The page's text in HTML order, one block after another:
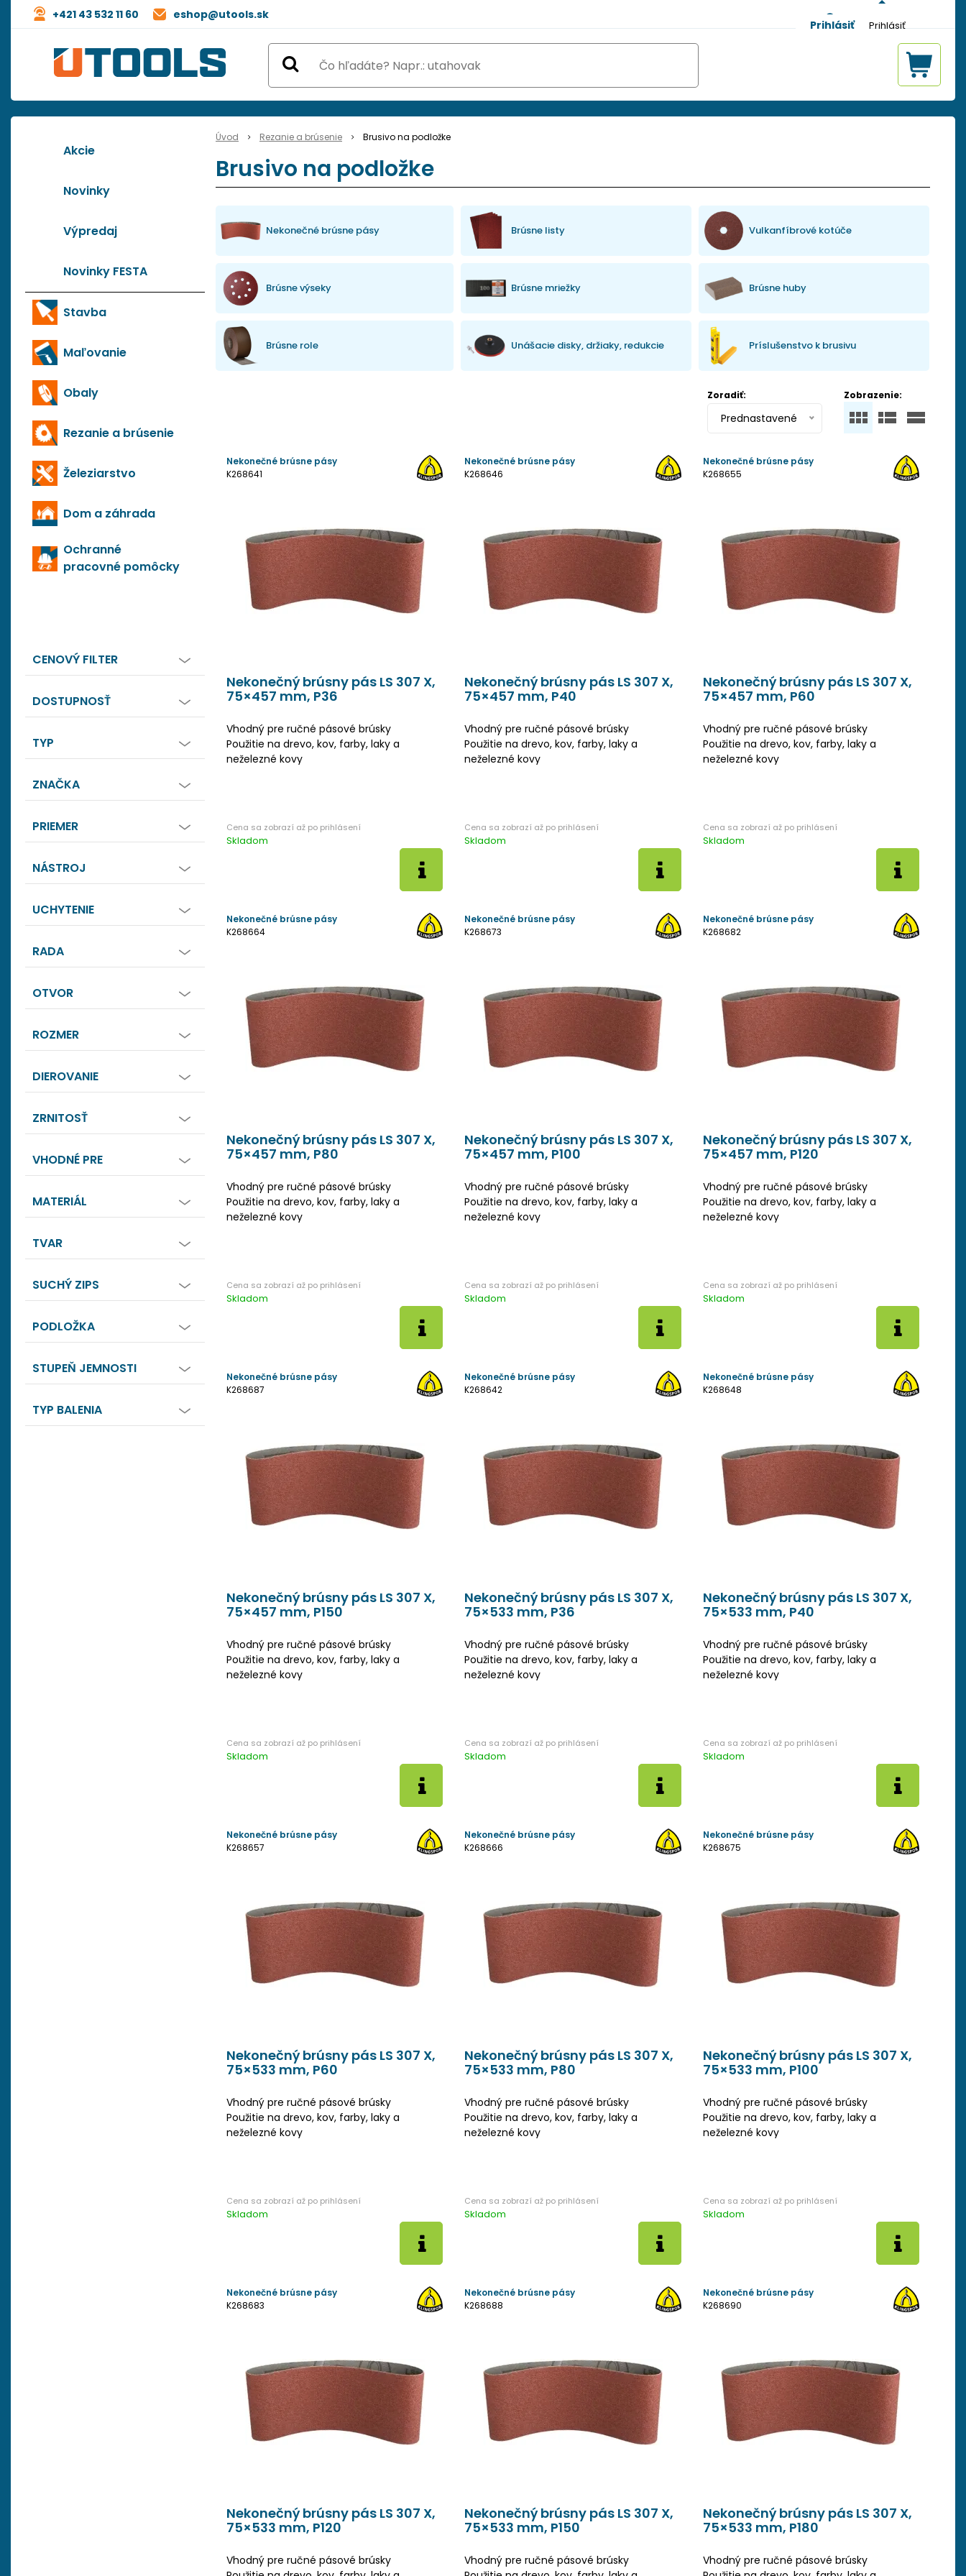
eshop@utools.sk
+421 43 532 11 60
Prihlásiť
Úvod Rezanie a brúsenie Brusivo na podložke
Brusivo na podložke
Nekonečné brúsne pásy Brúsne listy Vulkanfíbrové kotúče
Brúsne výseky Brúsne mriežky Brúsne huby
Brúsne role Unášacie disky, držiaky, redukcie Príslušenstvo k brusivu
Zobrazenie:
Zoradiť:
Prednastavené
Nekonečné brúsne pásy
K268641
Nekonečný brúsny pás LS 307 X,
75×457 mm, P36
Vhodný pre ručné pásové brúsky
Použitie na drevo, kov, farby, laky a
neželezné kovy
Skladom
Nekonečné brúsne pásy
K268646
Nekonečný brúsny pás LS 307 X,
75×457 mm, P40
Vhodný pre ručné pásové brúsky
Použitie na drevo, kov, farby, laky a
neželezné kovy
Skladom
Nekonečné brúsne pásy
K268655
Nekonečný brúsny pás LS 307 X,
75×457 mm, P60
Vhodný pre ručné pásové brúsky
Použitie na drevo, kov, farby, laky a
neželezné kovy
Skladom
Nekonečné brúsne pásy
K268664
Nekonečný brúsny pás LS 307 X,
75×457 mm, P80
Vhodný pre ručné pásové brúsky
Použitie na drevo, kov, farby, laky a
neželezné kovy
Skladom
Nekonečné brúsne pásy
K268673
Nekonečný brúsny pás LS 307 X,
75×457 mm, P100
Vhodný pre ručné pásové brúsky
Použitie na drevo, kov, farby, laky a
neželezné kovy
Skladom
Nekonečné brúsne pásy
K268682
Nekonečný brúsny pás LS 307 X,
75×457 mm, P120
Vhodný pre ručné pásové brúsky
Použitie na drevo, kov, farby, laky a
neželezné kovy
Skladom
Nekonečné brúsne pásy
K268687
Nekonečný brúsny pás LS 307 X,
75×457 mm, P150
Vhodný pre ručné pásové brúsky
Použitie na drevo, kov, farby, laky a
neželezné kovy
Skladom
Nekonečné brúsne pásy
K268642
Nekonečný brúsny pás LS 307 X,
75×533 mm, P36
Vhodný pre ručné pásové brúsky
Použitie na drevo, kov, farby, laky a
neželezné kovy
Skladom
Nekonečné brúsne pásy
K268648
Nekonečný brúsny pás LS 307 X,
75×533 mm, P40
Vhodný pre ručné pásové brúsky
Použitie na drevo, kov, farby, laky a
neželezné kovy
Skladom
Nekonečné brúsne pásy
K268657
Nekonečný brúsny pás LS 307 X,
75×533 mm, P60
Vhodný pre ručné pásové brúsky
Použitie na drevo, kov, farby, laky a
neželezné kovy
Skladom
Nekonečné brúsne pásy
K268666
Nekonečný brúsny pás LS 307 X,
75×533 mm, P80
Vhodný pre ručné pásové brúsky
Použitie na drevo, kov, farby, laky a
neželezné kovy
Skladom
Nekonečné brúsne pásy
K268675
Nekonečný brúsny pás LS 307 X,
75×533 mm, P100
Vhodný pre ručné pásové brúsky
Použitie na drevo, kov, farby, laky a
neželezné kovy
Skladom
Nekonečné brúsne pásy
K268683
Nekonečný brúsny pás LS 307 X,
75×533 mm, P120
Vhodný pre ručné pásové brúsky
Nekonečné brúsne pásy
K268688
Nekonečný brúsny pás LS 307 X,
75×533 mm, P150
Vhodný pre ručné pásové brúsky
Nekonečné brúsne pásy
K268690
Nekonečný brúsny pás LS 307 X,
75×533 mm, P180
Vhodný pre ručné pásové brúsky
Akcie
Novinky
Výpredaj
Novinky FESTA
Stavba
Maľovanie
Obaly
Rezanie a brúsenie
Železiarstvo
Dom a záhrada
Ochranné
pracovné pomôcky
CENOVÝ FILTER
DOSTUPNOSŤ
TYP
ZNAČKA
PRIEMER
NÁSTROJ
UCHYTENIE
RADA
OTVOR
ROZMER
DIEROVANIE
ZRNITOSŤ
VHODNÉ PRE
MATERIÁL
TVAR
SUCHÝ ZIPS
PODLOŽKA
STUPEŇ JEMNOSTI
TYP BALENIA